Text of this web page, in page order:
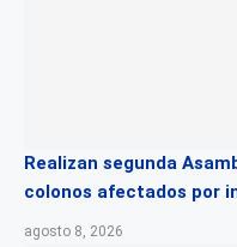
Realizan segunda
colonos afectados por
agosto 8, 2026